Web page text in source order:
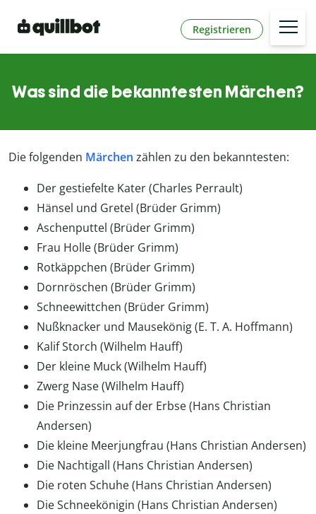
Registrieren
Was sind die bekanntesten Märchen?
Die folgenden Märchen zählen zu den bekanntesten:
Der gestiefelte Kater (Charles Perrault)
Hänsel und Gretel (Brüder Grimm)
Aschenputtel (Brüder Grimm)
Frau Holle (Brüder Grimm)
Rotkäppchen (Brüder Grimm)
Dornröschen (Brüder Grimm)
Schneewittchen (Brüder Grimm)
Nußknacker und Mausekönig (E. T. A. Hoffmann)
Kalif Storch (Wilhelm Hauff)
Der kleine Muck (Wilhelm Hauff)
Zwerg Nase (Wilhelm Hauff)
Die Prinzessin auf der Erbse (Hans Christian
Andersen)
Die kleine Meerjungfrau (Hans Christian Andersen)
Die Nachtigall (Hans Christian Andersen)
Die roten Schuhe (Hans Christian Andersen)
Die Schneekönigin (Hans Christian Andersen)